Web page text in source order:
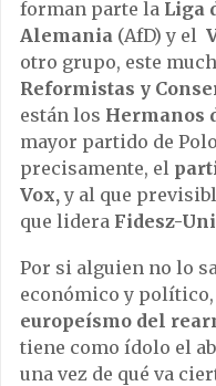
forman parte la Liga
Alemania (AfD) y el
otro grupo, este
Reformistas y
están los Hermanos
mayor partido de
precisamente, el
Vox, y al que
que lidera Fidesz-
Por si alguien no lo
económico y
europeísmo del
tiene como ídolo el
una vez de qué va